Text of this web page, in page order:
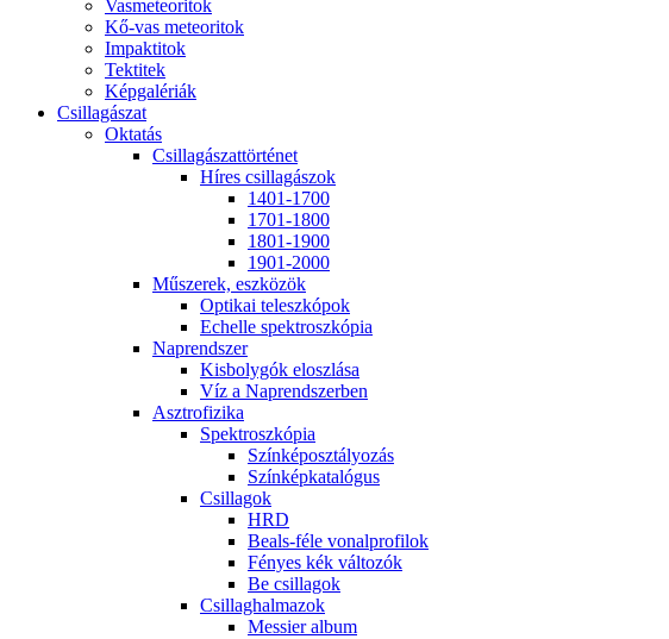
Vas­me­te­o­ri­tok
Kő-vas me­te­o­ri­tok
Imp­ak­ti­tok
Tek­ti­tek
Kép­ga­lé­ri­ák
Csil­la­gá­szat
Ok­ta­tás
Csil­la­gá­szat­tör­té­net
Hí­res csil­la­gá­szok
1401-1700
1701-1800
1801-1900
1901-2000
Mű­sze­rek, esz­kö­zök
Op­ti­kai te­lesz­kó­pok
Echel­le spekt­rosz­kó­pia
Nap­rend­szer
Kis­boly­gók el­osz­lá­sa
Víz a Nap­rend­szer­ben
Aszt­ro­fi­zi­ka
Spekt­rosz­kó­pia
Szín­kép­osz­tá­lyo­zás
Szín­kép­ka­ta­ló­gus
Csil­la­gok
HRD
Be­als-fé­le vo­nal­pro­fi­lok
Fé­nyes kék vál­to­zók
Be csil­la­gok
Csil­lag­hal­ma­zok
Mes­si­er al­bum